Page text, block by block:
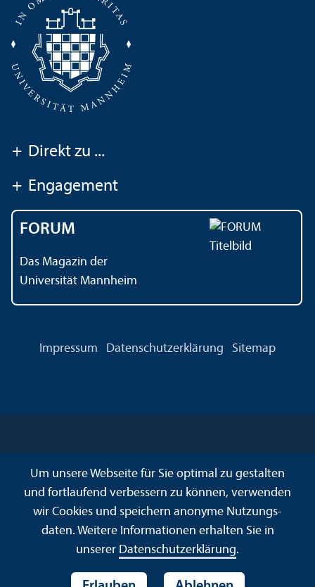
+ Direkt zu ...
+ Engagement
FORUM
Das Magazin der
Universität Mannheim
Impressum Datenschutz­erklärung Sitemap
Um unsere Webseite für Sie optimal zu gestalten
und fortlaufend verbessern zu können, verwenden
wir Cookies und speichern anonyme Nutzungs­
daten. Weitere Informationen erhalten Sie in
unserer Datenschutz­erklärung.